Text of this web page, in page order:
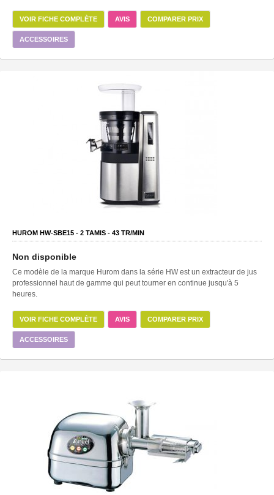
VOIR FICHE COMPLÈTE AVIS COMPARER PRIX
ACCESSOIRES
HUROM HW-SBE15 - 2 TAMIS - 43 TR/MIN
Non disponible
Ce modèle de la marque Hurom dans la série HW est un extracteur de jus
professionnel haut de gamme qui peut tourner en continue jusqu'à 5
heures.
VOIR FICHE COMPLÈTE AVIS COMPARER PRIX
ACCESSOIRES